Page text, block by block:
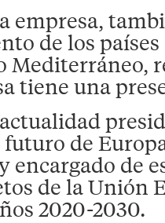
empresa,
de los
Mediterráneo,
tiene una
de
encargado de
de la Unión
2020-2030.